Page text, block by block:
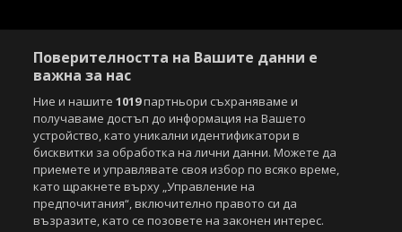
Copyright © 2007-2026 Агенция Спортал. Всички права запазени.
Този уебсайт е собственост наSportal Media Group
За нас Екип За рекламa
Общи условия
Етични правила на НСС
Лични данни
Управление на предпочитания
Поверителността на Вашите данни е
важна за нас
Ние и нашите1019партньори съхраняваме и
получаваме достъп до информация на Вашето
устройство, като уникални идентификатори в
бисквитки за обработка на лични данни. Можете да
приемете и управлявате своя избор по всяко време,
като щракнете върху „Управление на
предпочитания“, включително правото си да
възразите, като се позовете на законен интерес.